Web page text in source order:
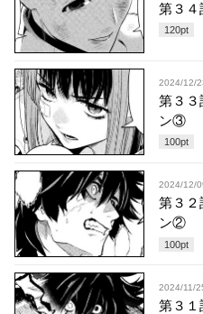
第３
120pt
2024/12/
第３
ン③
100pt
2024/12/
第３
ン②
100pt
2024/11/
第３